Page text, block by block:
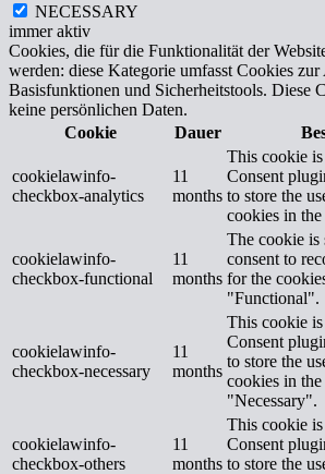
NECESSARY
immer aktiv
Cookies, die für die Funktionalität der
werden: diese Kategorie umfasst Cookies
Basisfunktionen und Sicherheitstools. Diese
keine persönlichen Daten.
Cookie
Dauer
cookielawinfo-
checkbox-analytics
11
months
This cookie
Consent
to store the
cookies in
cookielawinfo-
checkbox-functional
11
months
The cookie is
consent to
for the
"Functional".
cookielawinfo-
checkbox-necessary
11
months
This cookie
Consent
to store the
cookies in
"Necessary".
cookielawinfo-
checkbox-others
11
months
This cookie
Consent
to store the